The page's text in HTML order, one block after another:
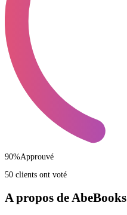
90%Approuvé
50 clients ont voté
A propos de AbeBooks